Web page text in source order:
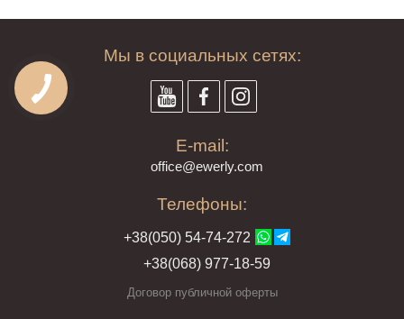
Мы в социальных сетях:
E-mail:
office@ewerly.com
Телефоны:
+38(050) 54-74-272
+38(068) 977-18-59
Договор публичной оферты